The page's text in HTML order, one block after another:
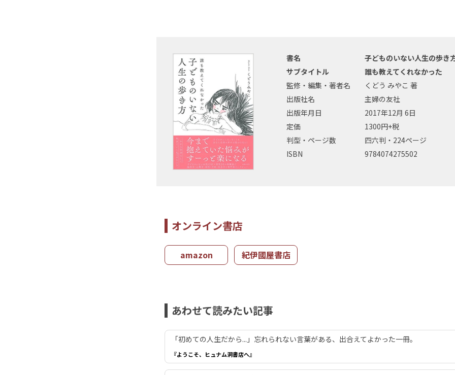
書名
子どものいない人生の歩き
サブタイトル
誰も教えてくれなかった
監修・編集・著者名
くどう みやこ 著
出版社名
主婦の友社
出版年月日
2017年12月 6日
定価
1300円+税
判型・ページ数
四六判・224ページ
ISBN
9784074275502
オンライン書店
amazon 紀伊國屋書店
あわせて読みたい記事
「初めての人生だから...」忘れられない言葉がある、出合えてよかった一冊。
『ようこそ、ヒュナム洞書店へ』